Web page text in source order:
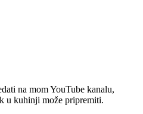
na mom YouTube kanalu,
u kuhinji može pripremiti.